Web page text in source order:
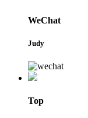
WeChat
Judy
Top